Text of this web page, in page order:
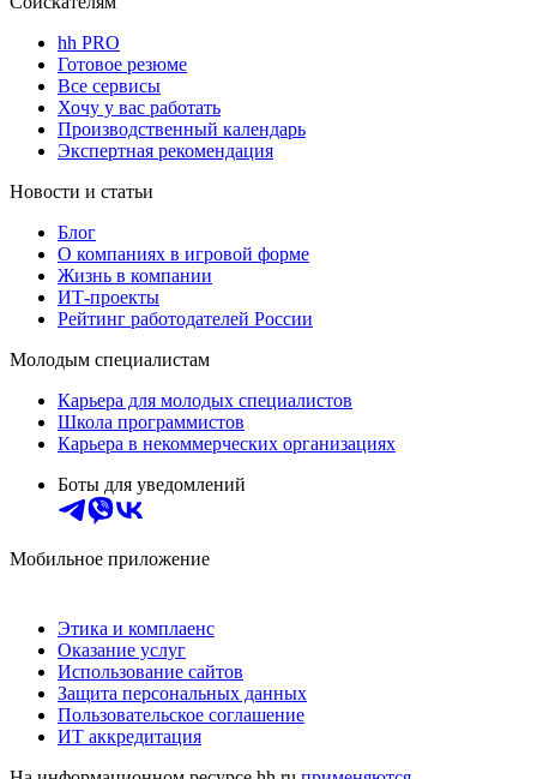
hh PRO
Готовое резюме
Все сервисы
Хочу у вас работать
Производственный календарь
Экспертная рекомендация
Новости и статьи
Блог
О компаниях в игровой форме
Жизнь в компании
ИТ-проекты
Рейтинг работодателей России
Молодым специалистам
Карьера для молодых специалистов
Школа программистов
Карьера в некоммерческих организациях
Боты для уведомлений
Мобильное приложение
Этика и комплаенс
Оказание услуг
Использование сайтов
Защита персональных данных
Пользовательское соглашение
ИТ аккредитация